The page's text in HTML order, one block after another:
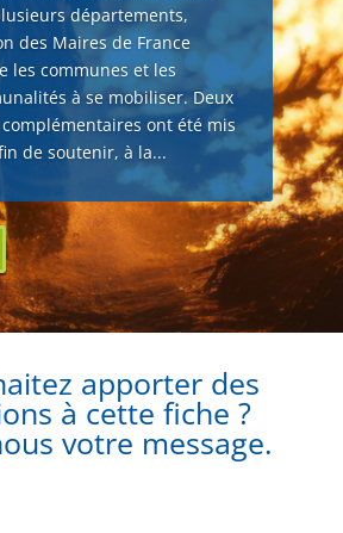
départements,
des Maires de France
les communes et les
à se mobiliser. Deux
ont été mis
de soutenir, à la...
apporter des
à cette fiche ?
votre message.